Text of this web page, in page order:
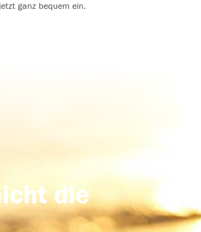
ganz bequem ein.
die